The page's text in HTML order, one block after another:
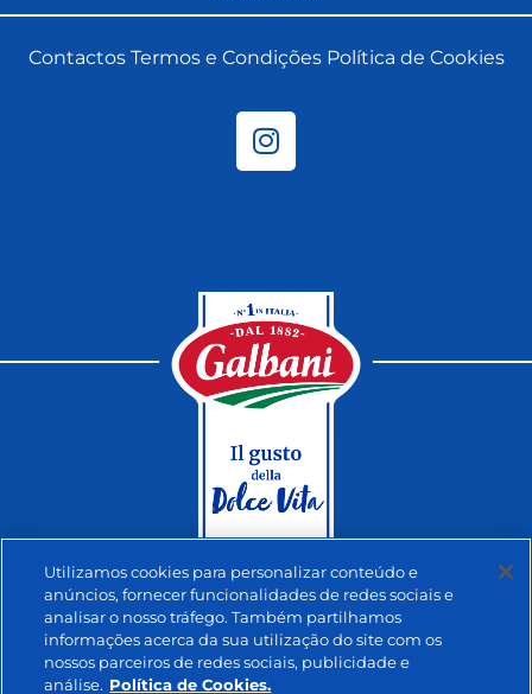
Contactos Termos e Condições Política de Cookies
Utilizamos cookies para personalizar conteúdo e
anúncios, fornecer funcionalidades de redes sociais e
analisar o nosso tráfego. Também partilhamos
informações acerca da sua utilização do site com os
nossos parceiros de redes sociais, publicidade e
análise. Política de Cookies.